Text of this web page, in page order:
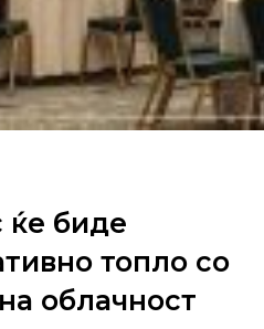
ќе биде
топло со
облачност